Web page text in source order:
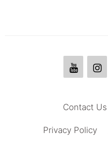
Contact Us
Privacy Policy